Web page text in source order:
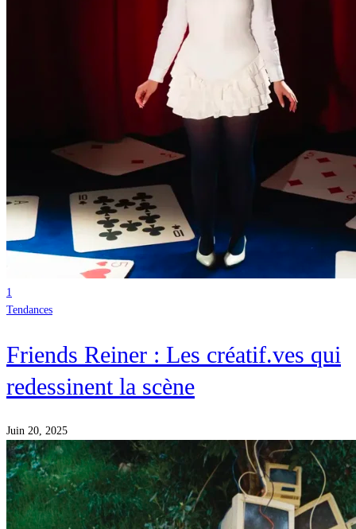
1
Tendances
Friends Reiner : Les créatif.ves qui
redessinent la scène
Juin 20, 2025